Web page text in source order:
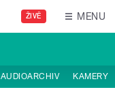
ŽIVĚ MENU
AUDIOARCHIV KAMERY